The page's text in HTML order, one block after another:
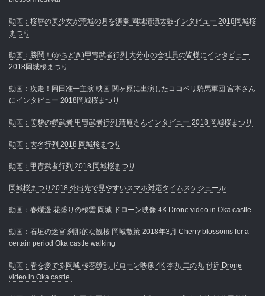
動画：桜唇の美少女が荒城の月を演奏 岡城清流太鼓インタビュー 2018岡城桜
まつり
動画：勝鬨！(かちどき)甲冑武者行列 大分市の会社員の皆様にインタビュー
2018岡城桜まつり
動画：疾走！岡田准一主演 映画 関ヶ原に出演したココペリ騎馬軍団 宮本さん
にインタビュー 2018岡城桜まつり
動画：美貌の鎧武者 甲冑武者行列 清原さんインタビュー 2018 岡城桜まつり
動画：大名行列 2018 岡城桜まつり
動画：甲冑武者行列 2018 岡城桜まつり
岡城桜まつり2018 外出先で見やすいスマホ対応タイムスケジュール
動画：春爛漫 花盛りの桜雲 岡城 ドローン映像 4K Drone video in Oka castle
動画：石垣の迷宮 刹那的な観桜 岡城散策 2018年3月 Cherry blossoms for a
certain period Oka castle walking
動画：春を愛でる岡城 桜花繚乱 ドローン映像 4K 本丸 二の丸 付近 Drone
video in Oka castle.